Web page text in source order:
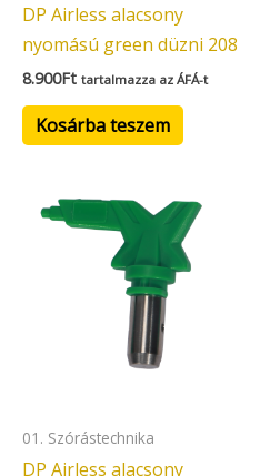
DP Airless alacsony
nyomású green düzni 208
8.900Ft tartalmazza az ÁFÁ-t
Kosárba teszem
01. Szórástechnika
DP Airless alacsony